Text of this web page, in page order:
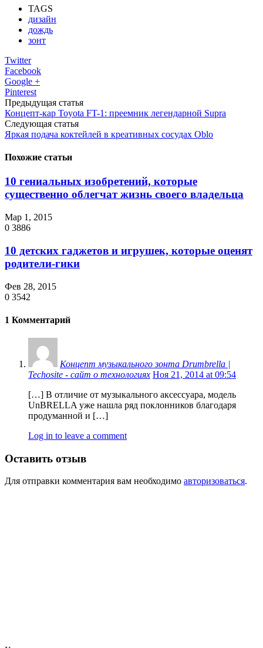
TAGS
дизайн
дождь
зонт
Twitter
Facebook
Google +
Pinterest
Предыдущая статья
Концепт-кар Toyota FT-1: преемник легендарной Supra
Следующая статья
Яркая подача коктейлей в креативных сосудах Оblo
Похожие статьи
10 гениальных изобретений, которые
существенно облегчат жизнь своего владельца
Мар 1, 2015
0 3886
10 детских гаджетов и игрушек, которые оценят
родители-гики
Фев 28, 2015
0 3542
1 Комментарий
Концепт музыкального зонта Drumbrella |
Techosite - сайт о технологиях Ноя 21, 2014 at 09:54
[…] В отличие от музыкального аксессуара, модель
UnBRELLA уже нашла ряд поклонников благодаря
продуманной и […]
Log in to leave a comment
Оставить отзыв
Для отправки комментария вам необходимо авторизоваться.